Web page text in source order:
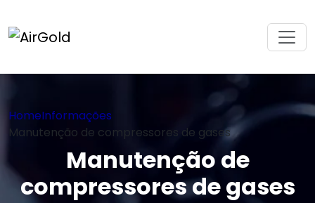
HomeInformações
Manutenção de compressores de gases
Manutenção de
compressores de gases